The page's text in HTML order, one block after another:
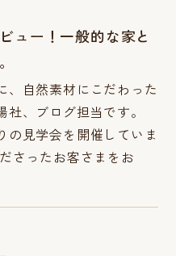
ュー！一般的な家と
、自然素材にこだわった
、ブログ担当です。
の見学会を開催していま
さったお客さまをお